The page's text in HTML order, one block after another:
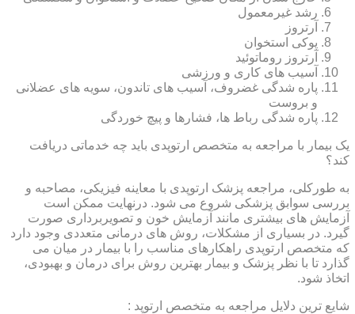
رشد غیرمعمول
آرتروز
پوکی استخوان
آرتروز روماتوئید
آسیب های کاری و ورزشی
پاره شدگی غضروف، آسیب های تاندون، سویه های عضلانی
و بروست
پاره شدگی رباط ها، فشارها و پیچ خوردگی
یک بیمار با مراجعه به متخصص ارتوپدی باید چه خدماتی دریافت
کند؟
به طورکلی، مراجعه پزشک ارتوپدی با معاینه فیزیکی، مصاحبه و
بررسی سوابق پزشکی شروع می شود. درنهایت ممکن است
آزمایش های بیشتری مانند آزمایش خون و تصویربرداری صورت
گیرد. در بسیاری از مشکلات، روش های درمانی متعددی وجود دارد
که متخصص ارتوپدی راهکارهای مناسب را با بیمار در میان می
گذارد تا با نظر پزشک و بیمار بهترین روش برای درمان و بهبودی،
اتخاذ شود.
شایع ترین دلایل مراجعه به متخصص ارتوپد :